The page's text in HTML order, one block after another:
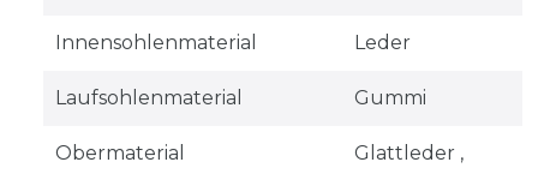
Innensohlenmaterial Leder
Laufsohlenmaterial Gummi
Obermaterial
Glattleder ,